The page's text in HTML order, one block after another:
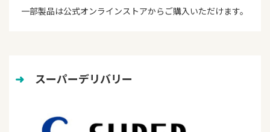
一部製品は公式オンラインストアからご購入いただけます。
➜ スーパーデリバリー